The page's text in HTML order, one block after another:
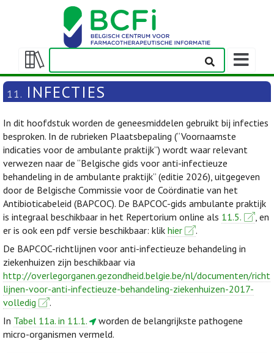
Weergeven/verbergen
inhoudstafel
11. INFECTIES
In dit hoofdstuk worden de geneesmiddelen gebruikt bij infecties
besproken. In de rubrieken Plaatsbepaling (“Voornaamste
indicaties voor de ambulante praktijk”) wordt waar relevant
verwezen naar de “Belgische gids voor anti-infectieuze
behandeling in de ambulante praktijk” (editie 2026), uitgegeven
door de Belgische Commissie voor de Coördinatie van het
Antibioticabeleid (BAPCOC). De BAPCOC-gids ambulante praktijk
is integraal beschikbaar in het Repertorium online als 11.5.
, en
er is ook een pdf versie beschikbaar: klik hier
.
De BAPCOC-richtlijnen voor anti-infectieuze behandeling in
ziekenhuizen zijn beschikbaar via
http://overlegorganen.gezondheid.belgie.be/nl/documenten/richt
lijnen-voor-anti-infectieuze-behandeling-ziekenhuizen-2017-
volledig
.
In Tabel 11a. in 11.1.
worden de belangrijkste pathogene
micro-organismen vermeld.